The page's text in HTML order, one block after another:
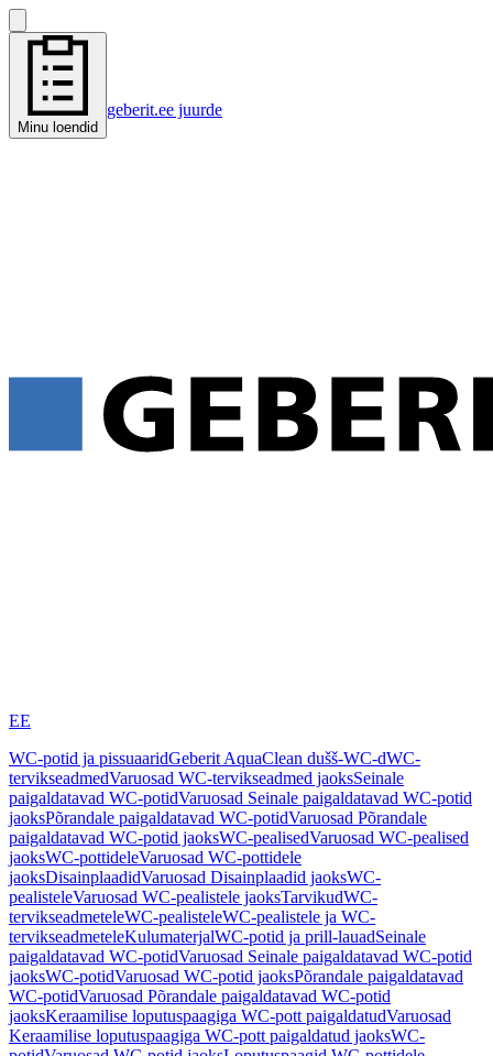
Minu loendid
geberit.ee juurde
EE
WC-potid ja pissuaaridGeberit AquaClean dušš-WC-dWC-
tervikseadmedVaruosad WC-tervikseadmed jaoksSeinale
paigaldatavad WC-potidVaruosad Seinale paigaldatavad WC-potid
jaoksPõrandale paigaldatavad WC-potidVaruosad Põrandale
paigaldatavad WC-potid jaoksWC-pealisedVaruosad WC-pealised
jaoksWC-pottideleVaruosad WC-pottidele
jaoksDisainplaadidVaruosad Disainplaadid jaoksWC-
pealisteleVaruosad WC-pealistele jaoksTarvikudWC-
tervikseadmeteleWC-pealisteleWC-pealistele ja WC-
tervikseadmeteleKulumaterjalWC-potid ja prill-lauadSeinale
paigaldatavad WC-potidVaruosad Seinale paigaldatavad WC-potid
jaoksWC-potidVaruosad WC-potid jaoksPõrandale paigaldatavad
WC-potidVaruosad Põrandale paigaldatavad WC-potid
jaoksKeraamilise loputuspaagiga WC-pott paigaldatudVaruosad
Keraamilise loputuspaagiga WC-pott paigaldatud jaoksWC-